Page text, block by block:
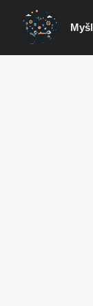
Přeskočit
obsah